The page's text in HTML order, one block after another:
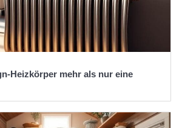
Heizkörper mehr als nur eine